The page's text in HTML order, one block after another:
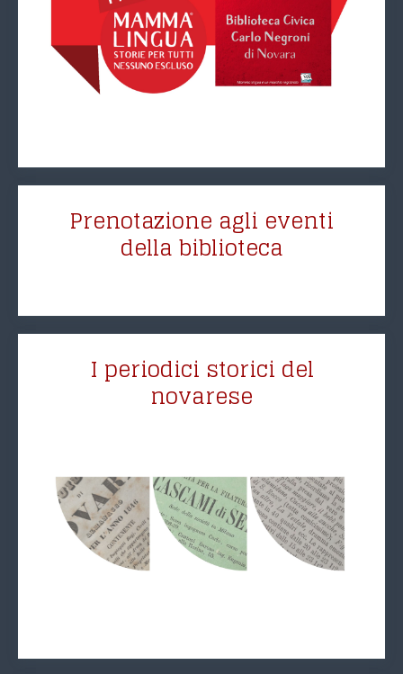
Prenotazione agli eventi
della biblioteca
I periodici storici del
novarese